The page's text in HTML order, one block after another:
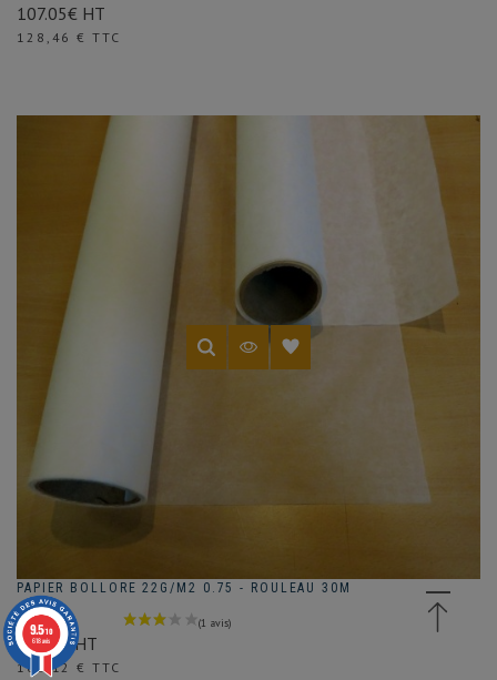
107.05€ HT
Prix
128,46 € TTC
PAPIER BOLLORE 22G/M2 0.75 - ROULEAU 30M
140.1€ HT
Prix
168,12 € TTC
9.5/10
618 avis